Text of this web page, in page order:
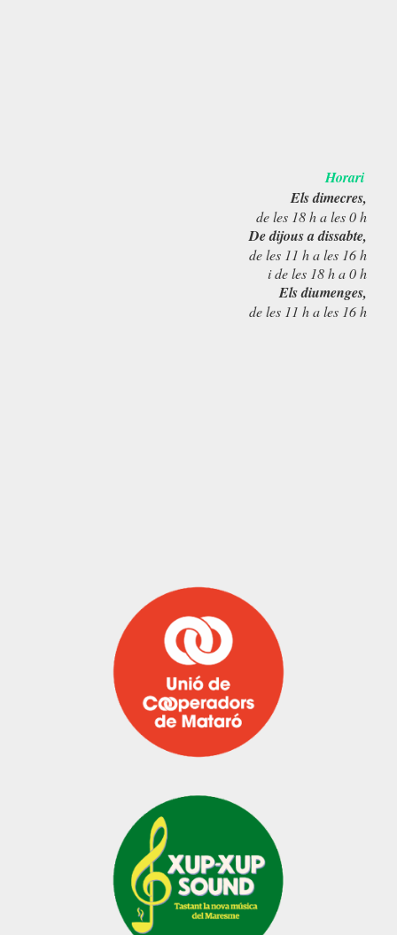
Horari
Els dimecres,
de les 18 h a les 0 h
De dijous a dissabte,
de les 11 h a les 16 h
i de les 18 h a 0 h
Els diumenges,
de les 11 h a les 16 h